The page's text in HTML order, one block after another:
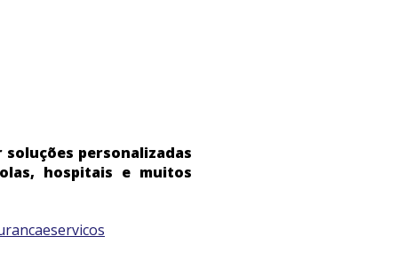
soluções personalizadas
hospitais e muitos